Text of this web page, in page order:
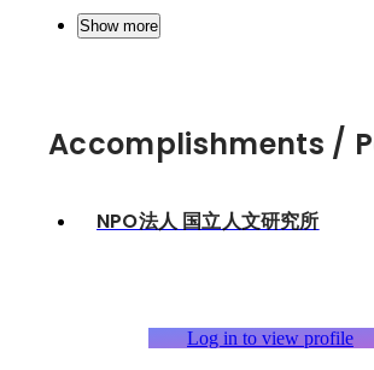
Show more
Accomplishments /
NPO法人 国立人文研究所
Log in to view profile